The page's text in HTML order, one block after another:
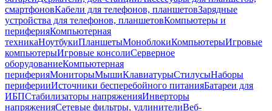
смартфоновКабели для телефонов, планшетовЗарядные
устройства для телефонов, планшетовКомпьютеры и
периферияКомпьютерная
техникаНоутбукиПланшетыМоноблокиКомпьютерыИгровые
компьютерыИгровые консолиСерверное
оборудованиеКомпьютерная
периферияМониторыМышиКлавиатурыСтилусыНаборы
периферииИсточники бесперебойного питанияБатареи для
ИБПСтабилизаторы напряженияИнверторы
напряженияСетевые фильтры, удлинителиВеб-